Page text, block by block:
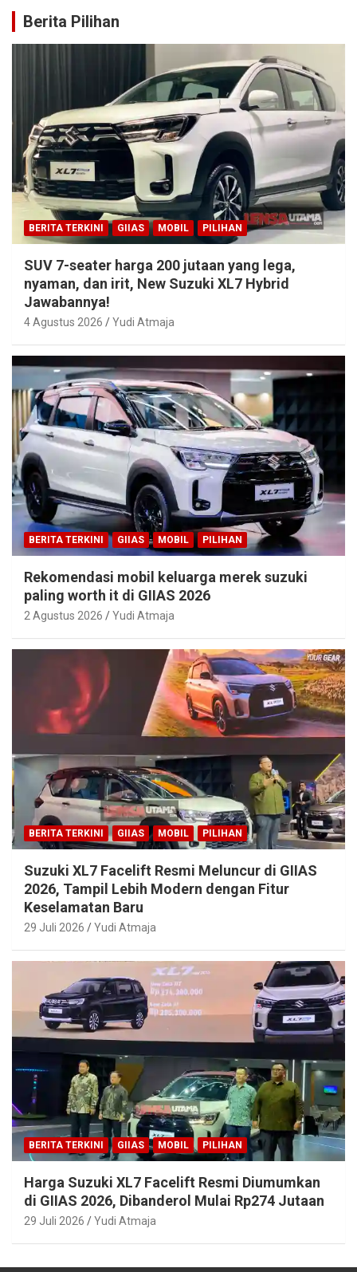
Berita Pilihan
BERITA TERKINI GIIAS MOBIL PILIHAN
SUV 7-seater harga 200 jutaan yang lega,
nyaman, dan irit, New Suzuki XL7 Hybrid
Jawabannya!
4 Agustus 2026 Yudi Atmaja
BERITA TERKINI GIIAS MOBIL PILIHAN
Rekomendasi mobil keluarga merek suzuki
paling worth it di GIIAS 2026
2 Agustus 2026 Yudi Atmaja
BERITA TERKINI GIIAS MOBIL PILIHAN
Suzuki XL7 Facelift Resmi Meluncur di GIIAS
2026, Tampil Lebih Modern dengan Fitur
Keselamatan Baru
29 Juli 2026 Yudi Atmaja
BERITA TERKINI GIIAS MOBIL PILIHAN
Harga Suzuki XL7 Facelift Resmi Diumumkan
di GIIAS 2026, Dibanderol Mulai Rp274 Jutaan
29 Juli 2026 Yudi Atmaja